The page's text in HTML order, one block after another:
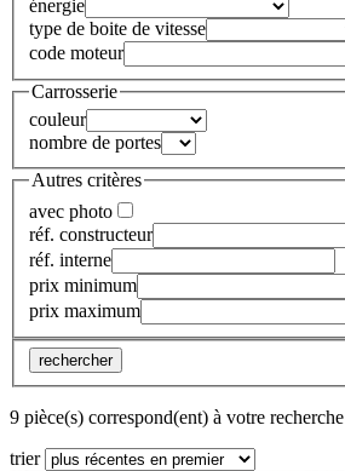
énergie
type de boite de vitesse
code moteur
Carrosserie
couleur
nombre de portes
Autres critères
avec photo
réf. constructeur
réf. interne
prix minimum
prix maximum
rechercher
9 pièce(s) correspond(ent) à votre recherche
trier